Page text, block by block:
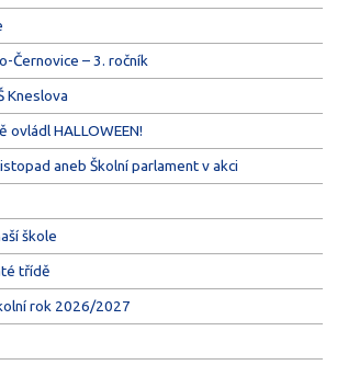
Černovice – 3. ročník
Kneslova
ovládl HALLOWEEN!
aneb Školní parlament v akci
škole
třídě
rok 2026/2027